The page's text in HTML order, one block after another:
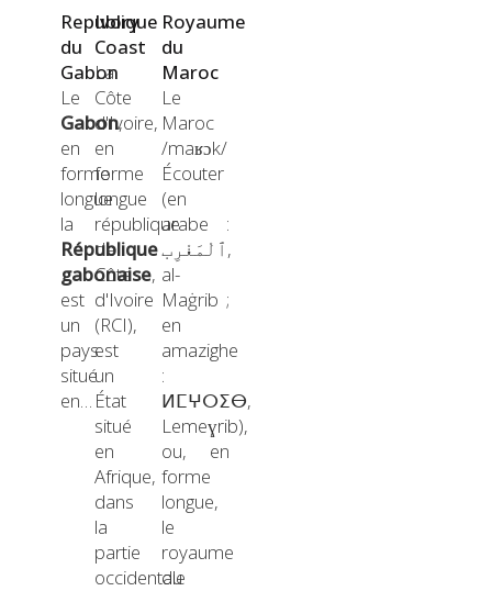
Republique
du
Gabon
Le
Gabon,
en
forme
longue
la
République
gabonaise,
est
un
pays
situé
en…
Ivory
Coast
La
Côte
d'Ivoire,
en
forme
longue
république
de
Côte
d'Ivoire
(RCI),
est
un
État
situé
en
Afrique,
dans
la
partie
occidentale
Royaume
du
Maroc
Le
Maroc
/maʁɔk/
Écouter
(en
arabe :
ٱلْمَغْرِب,
al-
Maġrib ;
en
amazighe
:
ⵍⵎⵖⵔⵉⴱ,
Lemeɣrib),
ou, en
forme
longue,
le
royaume
du